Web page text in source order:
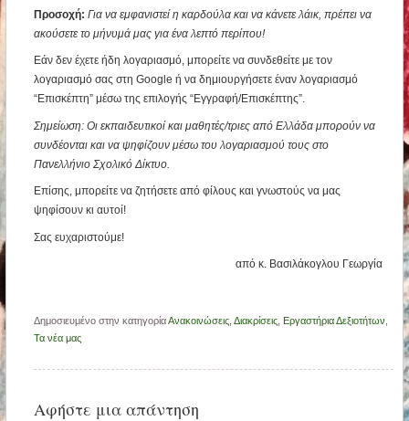
Προσοχή: Για να εμφανιστεί η καρδούλα και να κάνετε λάικ, πρέπει να
ακούσετε το μήνυμά μας για ένα λεπτό περίπου!
Εάν δεν έχετε ήδη λογαριασμό, μπορείτε να συνδεθείτε με τον
λογαριασμό σας στη Google ή να δημιουργήσετε έναν λογαριασμό
“Επισκέπτη” μέσω της επιλογής “Εγγραφή/Επισκέπτης”.
Σημείωση: Οι εκπαιδευτικοί και μαθητές/τριες από Ελλάδα μπορούν να
συνδέονται και να ψηφίζουν μέσω του λογαριασμού τους στο
Πανελλήνιο Σχολικό Δίκτυο.
Επίσης, μπορείτε να ζητήσετε από φίλους και γνωστούς να μας
ψηφίσουν κι αυτοί!
Σας ευχαριστούμε!
από κ. Βασιλάκογλου Γεωργία
Δημοσιευμένο στην κατηγορίαΑνακοινώσεις, Διακρίσεις, Εργαστήρια Δεξιοτήτων
Τα νέα μας
Αφήστε μια απάντηση